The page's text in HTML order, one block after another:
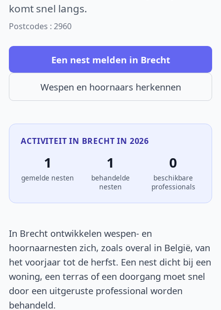
komt snel langs.
Postcodes : 2960
Een nest melden in Brecht
Wespen en hoornaars herkennen
ACTIVITEIT IN BRECHT IN 2026
1
gemelde nesten
1
behandelde
nesten
0
beschikbare
professionals
In Brecht ontwikkelen wespen- en
hoornaarnesten zich, zoals overal in België, van
het voorjaar tot de herfst. Een nest dicht bij een
woning, een terras of een doorgang moet snel
door een uitgeruste professional worden
behandeld.